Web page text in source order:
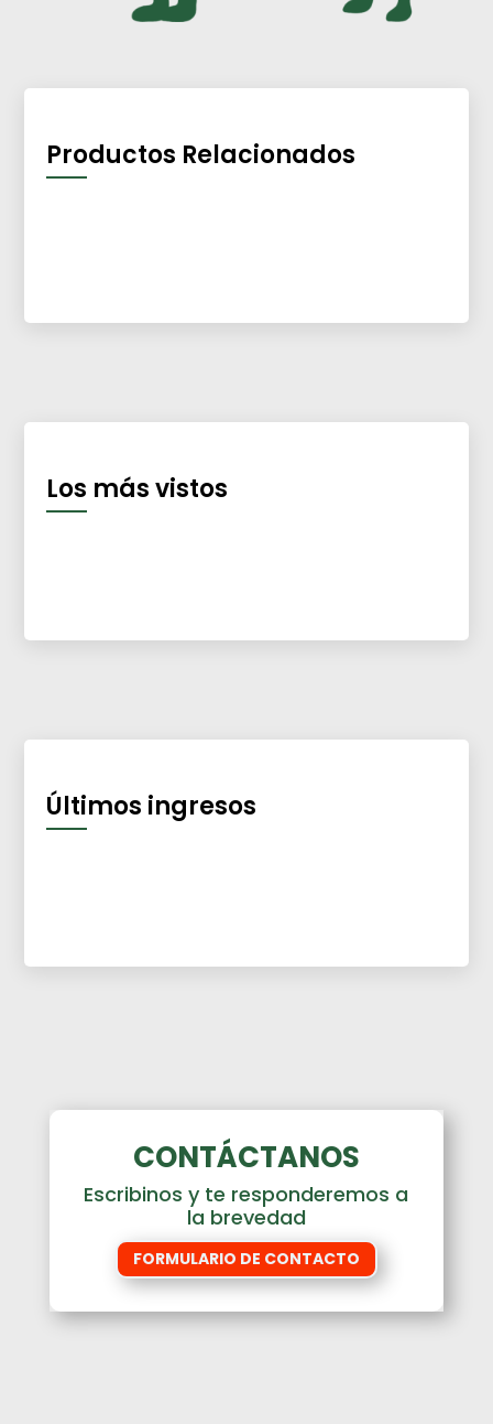
Productos Relacionados
Los más vistos
Últimos ingresos
CONTÁCTANOS
Escribinos y te responderemos a
la brevedad
FORMULARIO DE CONTACTO